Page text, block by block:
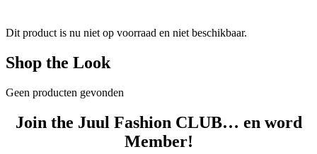
Dit product is nu niet op voorraad en niet beschikbaar.
Shop the Look
Geen producten gevonden
Join the Juul Fashion CLUB… en word
Member!